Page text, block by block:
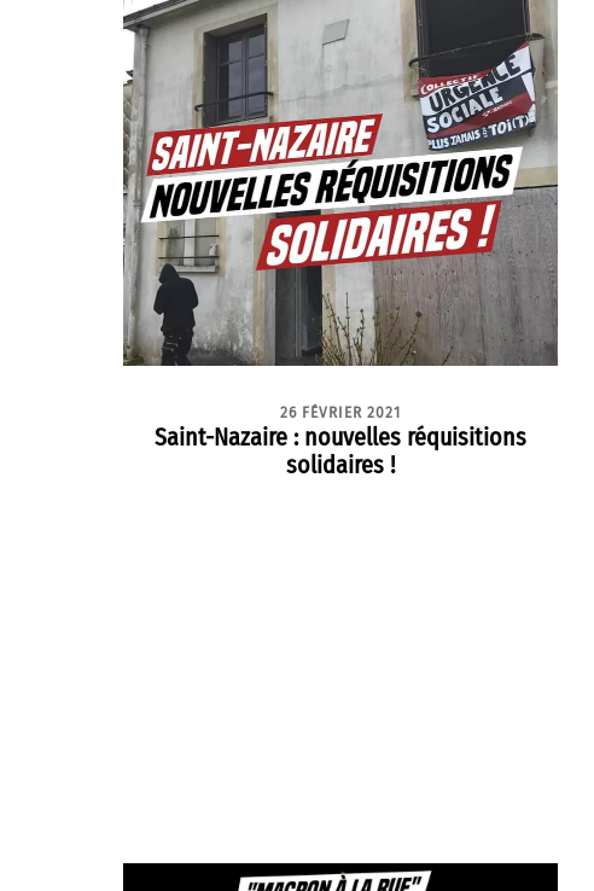
26 FÉVRIER 2021
Saint-Nazaire : nouvelles réquisitions
solidaires !